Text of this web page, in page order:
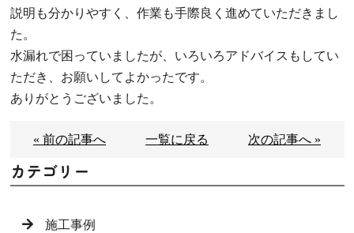
説明も分かりやすく、作業も手際良く進めていただきまし
た。
水漏れで困っていましたが、いろいろアドバイスもしてい
ただき、お願いしてよかったです。
ありがとうございました。
« 前の記事へ 一覧に戻る 次の記事へ »
カテゴリー
施工事例